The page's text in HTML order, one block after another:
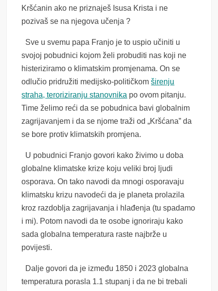
Kršćanin ako ne priznaješ Isusa Krista i ne
pozivaš se na njegova učenja ?
Sve u svemu papa Franjo je to uspio učiniti u
svojoj pobudnici kojom želi probuditi nas koji ne
histeriziramo o klimatskim promjenama. On se
odlučio pridružiti medijsko-političkomširenju
straha, teroriziranju stanovnika po ovom pitanju.
Time želimo reći da se pobudnica bavi globalnim
zagrijavanjem i da se njome traži od „Kršćana” da
se bore protiv klimatskih promjena.
U pobudnici Franjo govori kako živimo u doba
globalne klimatske krize koju veliki broj ljudi
osporava. On tako navodi da mnogi osporavaju
klimatsku krizu navodeći da je planeta prolazila
kroz razdoblja zagrijavanja i hlađenja (tu spadamo
i mi). Potom navodi da te osobe ignoriraju kako
sada globalna temperatura raste najbrže u
povijesti.
Dalje govori da je između 1850 i 2023 globalna
temperatura porasla 1.1 stupanj i da ne bi trebali